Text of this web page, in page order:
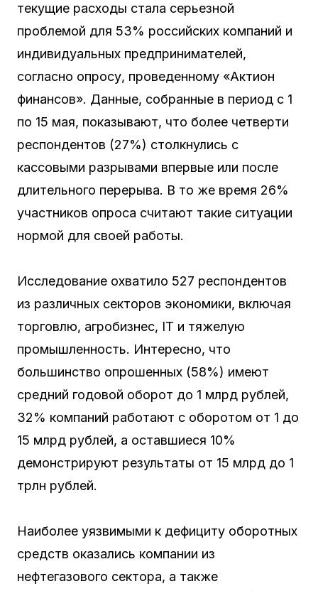
текущие расходы стала серьезной
проблемой для 53% российских компаний и
индивидуальных предпринимателей,
согласно опросу, проведенному «Актион
финансов». Данные, собранные в период с 1
по 15 мая, показывают, что более четверти
респондентов (27%) столкнулись с
кассовыми разрывами впервые или после
длительного перерыва. В то же время 26%
участников опроса считают такие ситуации
нормой для своей работы.
Исследование охватило 527 респондентов
из различных секторов экономики, включая
торговлю, агробизнес, IT и тяжелую
промышленность. Интересно, что
большинство опрошенных (58%) имеют
средний годовой оборот до 1 млрд рублей,
32% компаний работают с оборотом от 1 до
15 млрд рублей, а оставшиеся 10%
демонстрируют результаты от 15 млрд до 1
трлн рублей.
Наиболее уязвимыми к дефициту оборотных
средств оказались компании из
нефтегазового сектора, а также